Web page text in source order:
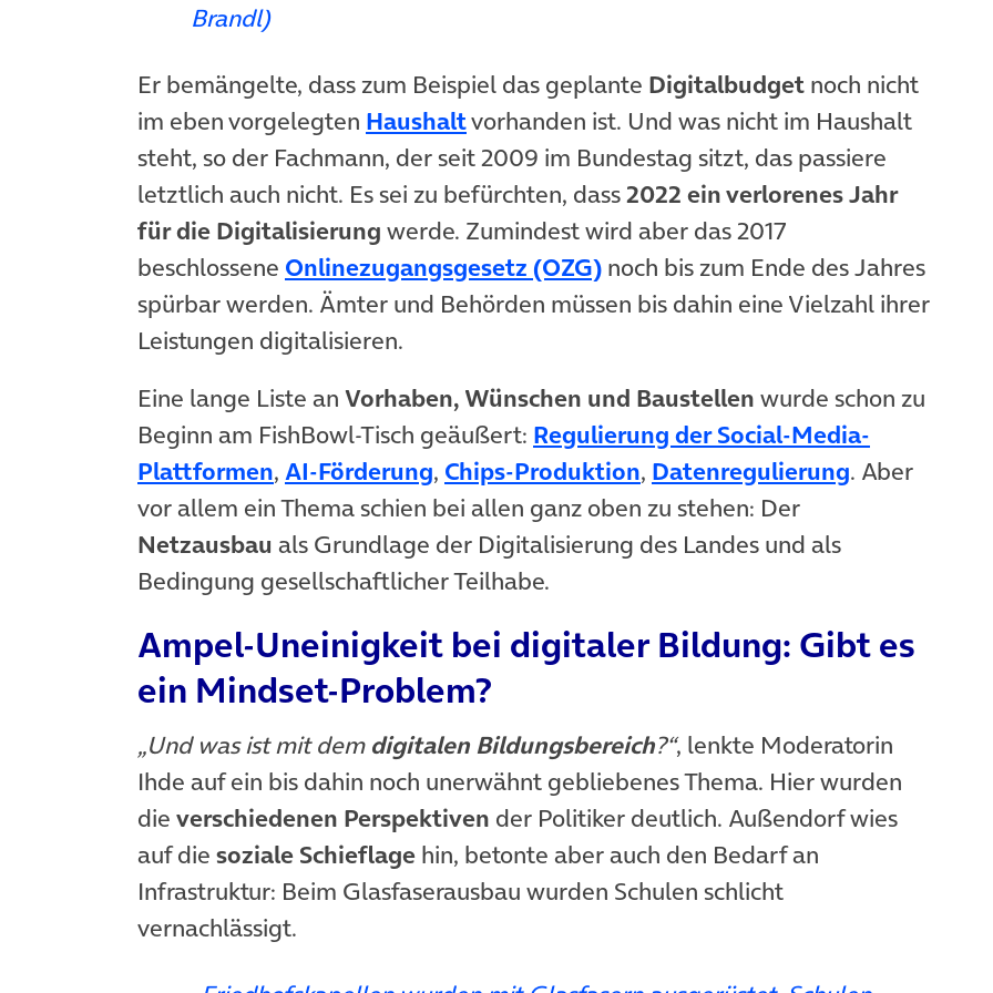
Brandl)
Er bemängelte, dass zum Beispiel das geplante Digitalbudget noch nicht
im eben vorgelegten Haushalt(öffnet in neuem Tab)
vorhanden ist. Und was nicht im Haushalt
steht, so der Fachmann, der seit 2009 im Bundestag sitzt, das passiere
letztlich auch nicht. Es sei zu befürchten, dass2022 ein verlorenes Jahr
für die Digitalisierung werde. Zumindest wird aber das 2017
beschlossene Onlinezugangsgesetz (OZG)(öffnet in neuem Tab)
noch bis zum Ende des Jahres
spürbar werden. Ämter und Behörden müssen bis dahin eine Vielzahl ihrer
Leistungen digitalisieren.
Eine lange Liste an Vorhaben, Wünschen und Baustellen wurde schon zu
Beginn am FishBowl-Tisch geäußert: Regulierung der Social-Media-
Plattformen(öffnet in neuem Tab)
, AI-Förderung(öffnet in neuem Tab)
, Chips-Produktion(öffnet in neuem Tab)
, Datenregulierung(öffnet in
. Aber
vor allem ein Thema schien bei allen ganz oben zu stehen: Der
Netzausbau als Grundlage der Digitalisierung des Landes und als
Bedingung gesellschaftlicher Teilhabe.
Ampel-Uneinigkeit bei digitaler Bildung: Gibt es
ein Mindset-Problem?
„Und was ist mit dem digitalen Bildungsbereich?“, lenkte Moderatorin
Ihde auf ein bis dahin noch unerwähnt gebliebenes Thema. Hier wurden
die verschiedenen Perspektiven der Politiker deutlich. Außendorf wies
auf die soziale Schieflage hin, betonte aber auch den Bedarf an
Infrastruktur: Beim Glasfaserausbau wurden Schulen schlicht
vernachlässigt.